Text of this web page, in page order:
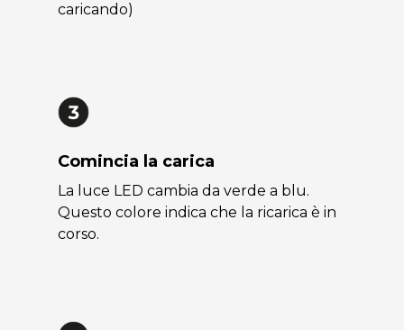
caricando)
Comincia la carica
La luce LED cambia da verde a blu.
Questo colore indica che la ricarica è in
corso.